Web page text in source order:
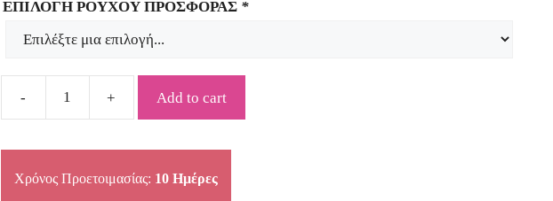
€250,00. €200,00.
ΕΠΙΛΟΓΗ ΡΟΥΧΟΥ ΠΡΟΣΦΟΡΑΣ *
Βαπτιστικό
καλάθι
τσάντα
Add to cart
Χρόνος Προετοιμασίας: 10 Ημέρες